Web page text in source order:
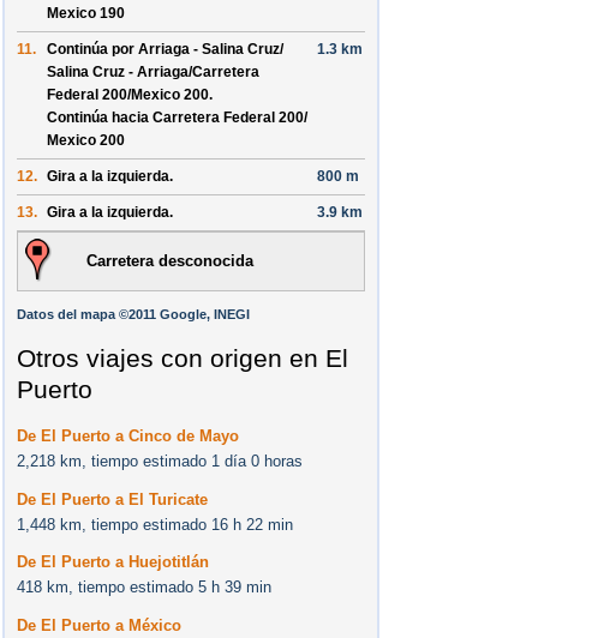
Mexico 190
11. Continúa por Arriaga - Salina Cruz/
Salina Cruz - Arriaga/Carretera
Federal 200/Mexico 200.
Continúa hacia Carretera Federal 200/
Mexico 200
1.3 km
12. Gira a la izquierda. 800 m
13. Gira a la izquierda. 3.9 km
Carretera desconocida
Datos del mapa ©2011 Google, INEGI
Otros viajes con origen en El
Puerto
De El Puerto a Cinco de Mayo
2,218 km, tiempo estimado 1 día 0 horas
De El Puerto a El Turicate
1,448 km, tiempo estimado 16 h 22 min
De El Puerto a Huejotitlán
418 km, tiempo estimado 5 h 39 min
De El Puerto a México